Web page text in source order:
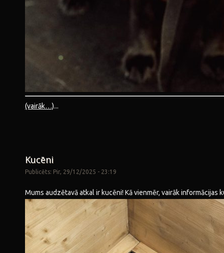
(vairāk…)...
Kucēni
Publicēts: Pir, 29/12/2025 - 23:19
Mums audzētavā atkal ir kucēni! Kā vienmēr, vairāk informācijas